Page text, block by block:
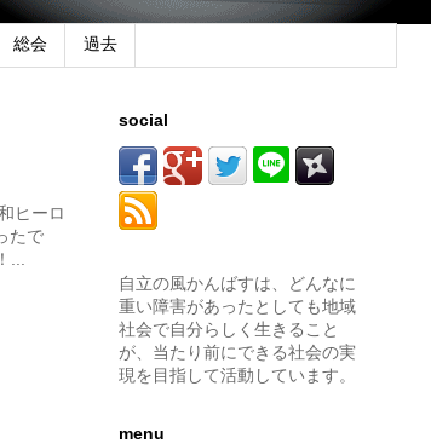
総会 過去
ヒーロ
たで
social
自立の風かんばすは、どんなに
重い障害があったとしても地域
社会で自分らしく生きること
が、当たり前にできる社会の実
現を目指して活動しています。
menu